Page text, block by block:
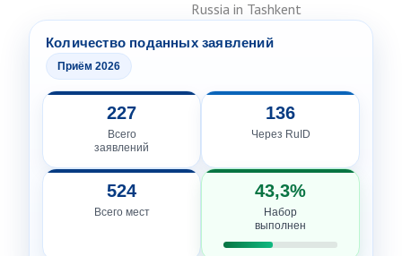
Russia in Tashkent
Количество поданных заявлений
Приём 2026
227
Всего
заявлений
136
Через RuID
524
Всего мест
43,3%
Набор
выполнен